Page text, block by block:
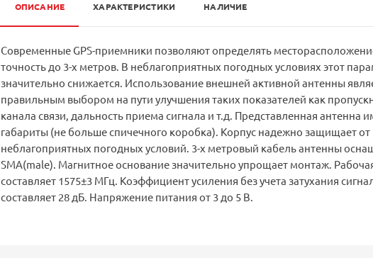
ОПИСАНИЕ ХАРАКТЕРИСТИКИ НАЛИЧИЕ
Современные GPS-приемники позволяют определять
точность до 3-х метров. В неблагоприятных погодных условиях этот
значительно снижается. Использование внешней активной антенны
правильным выбором на пути улучшения таких показателей как
канала связи, дальность приема сигнала и т.д. Представленная антенна
габариты (не больше спичечного коробка). Корпус надежно защищает от
неблагоприятных погодных условий. 3-х метровый кабель антенны
SMA(male). Магнитное основание значительно упрощает монтаж.
составляет 1575±3 МГц. Коэффициент усиления без учета затухания
составляет 28 дБ. Напряжение питания от 3 до 5 В.